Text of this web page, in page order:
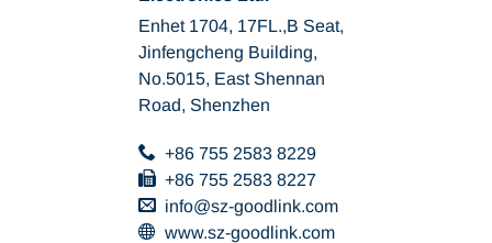
Enhet 1704, 17FL.,B Seat,
Jinfengcheng Building,
No.5015, East Shennan
Road, Shenzhen
+86 755 2583 8229
+86 755 2583 8227
info
sz-goodlink com
www.sz-goodlink.com